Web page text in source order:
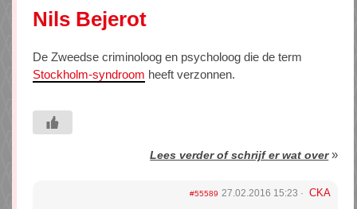
Nils Bejerot
De Zweedse criminoloog en psycholoog die de term
Stockholm-syndroom heeft verzonnen.
Lees verder of schrijf er wat over»
#55589 27.02.2016 15:23 CKA